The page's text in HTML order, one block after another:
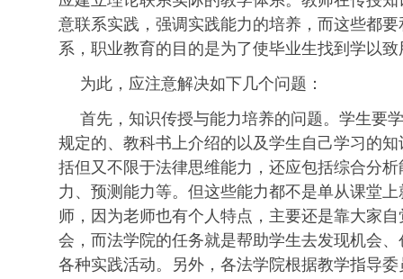
意联系实践，强调实践能力的培养，而这些都
系，职业教育的目的是为了使毕业生找到学以
为此，应注意解决如下几个问题：
首先，知识传授与能力培养的问题。学生要
规定的、教科书上介绍的以及学生自己学习的
括但又不限于法律思维能力，还应包括综合分
力、预测能力等。但这些能力都不是单从课堂
师，因为老师也有个人特点，主要还是靠大家
会，而法学院的任务就是帮助学生去发现机会
各种实践活动。另外，各法学院根据教学指导